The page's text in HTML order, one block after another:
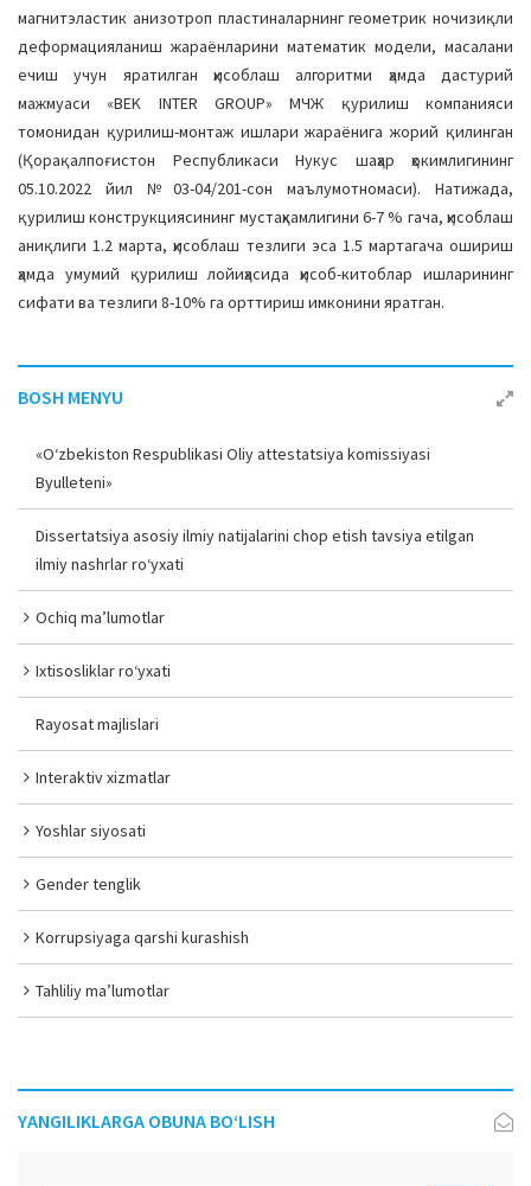
магнитэластик анизотроп пластиналарнинг геометрик ночизиқли
деформацияланиш жараёнларини математик модели, масалани
ечиш учун яратилган ҳисоблаш алгоритми ҳамда дастурий
мажмуаси «BEK INTER GROUP» МЧЖ қурилиш компанияси
томонидан қурилиш-монтаж ишлари жараёнига жорий қилинган
(Қорақалпоғистон Республикаси Нукус шаҳар ҳокимлигининг
05.10.2022 йил №03-04/201-сон маълумотномаси). Натижада,
қурилиш конструкциясининг мустаҳкамлигини 6-7 % гача, ҳисоблаш
аниқлиги 1.2 марта, ҳисоблаш тезлиги эса 1.5 мартагача ошириш
ҳамда умумий қурилиш лойиҳасида ҳисоб-китоблар ишларининг
сифати ва тезлиги 8-10% га орттириш имконини яратган.
BOSH MENYU
«O‘zbekiston Respublikasi Oliy attestatsiya komissiyasi
Byulleteni»
Dissertatsiya asosiy ilmiy natijalarini chop etish tavsiya etilgan
ilmiy nashrlar ro‘yxati
Ochiq ma’lumotlar
Ixtisosliklar ro‘yxati
Rayosat majlislari
Interaktiv xizmatlar
Yoshlar siyosati
Gender tenglik
Korrupsiyaga qarshi kurashish
Tahliliy ma’lumotlar
YANGILIKLARGA OBUNA BO‘LISH